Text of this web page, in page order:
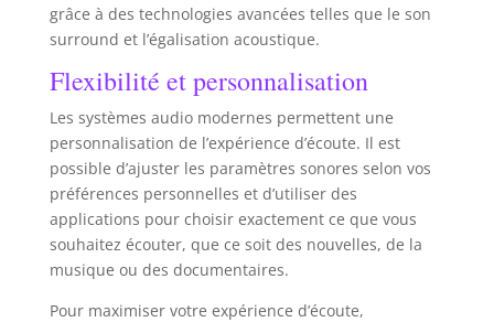
suffisamment fin pour se connecter aux
téléphones sans retirer la coque. Très pratique
pour les appareils sans Bluetooth. Même avec des
appareils équipés du Bluetooth, il permet
d’économiser la batterie en évitant d’utiliser cette
grâce à des technologies avancées telles que le son
surround et l’égalisation acoustique.
Flexibilité et personnalisation
Les systèmes audio modernes permettent une
personnalisation de l’expérience d’écoute. Il est
possible d’ajuster les paramètres sonores selon vos
préférences personnelles et d’utiliser des
applications pour choisir exactement ce que vous
souhaitez écouter, que ce soit des nouvelles, de la
musique ou des documentaires.
Pour maximiser votre expérience d’écoute,